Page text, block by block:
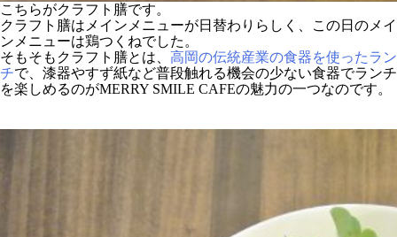
こちらがクラフト膳です。
クラフト膳はメインメニューが日替わりらしく、この日のメイ
ンメニューは鶏つくねでした。
そもそもクラフト膳とは、 高岡の伝統産業の食器を使ったラン
チで、漆器やすず紙など普段触れる機会の少ない食器でランチ
を楽しめるのがMERRY SMILE CAFEの魅力の一つなのです。